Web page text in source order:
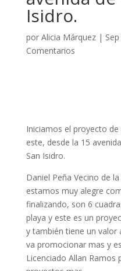
Isidro.
por Alicia Márquez|
Comentarios
Iniciamos el proyecto
este, desde la 15
San Isidro.
Daniel Peña Vecino de
estamos muy alegre
finalizando, son 6
playa y este es un
y también tiene un valor
va promocionar mas y
Licenciado Allan Ramos